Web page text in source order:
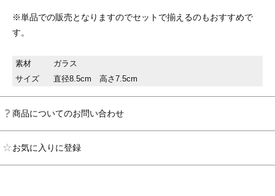
※単品での販売となりますのでセットで揃えるのもおすすめで
す。
素材
ガラス
サイズ
直径8.5cm 高さ7.5cm
商品についてのお問い合わせ
お気に入りに登録